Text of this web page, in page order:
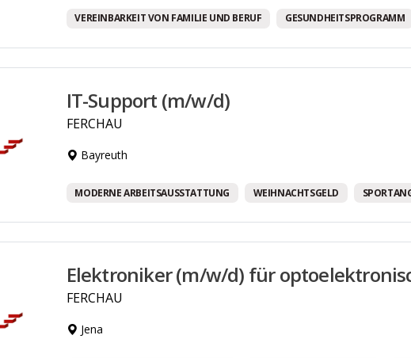
VEREINBARKEIT VON FAMILIE UND BERUF GESUNDHEITSPROGRAMM
IT-Support (m/w/d)
FERCHAU
Bayreuth
MODERNE ARBEITSAUSSTATTUNG WEIHNACHTSGELD
Elektroniker (m/w/d) für
FERCHAU
Jena